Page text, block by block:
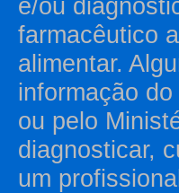
e/ou
farmacêutico
alimentar.
informação
ou pelo
diagnosticar,
um